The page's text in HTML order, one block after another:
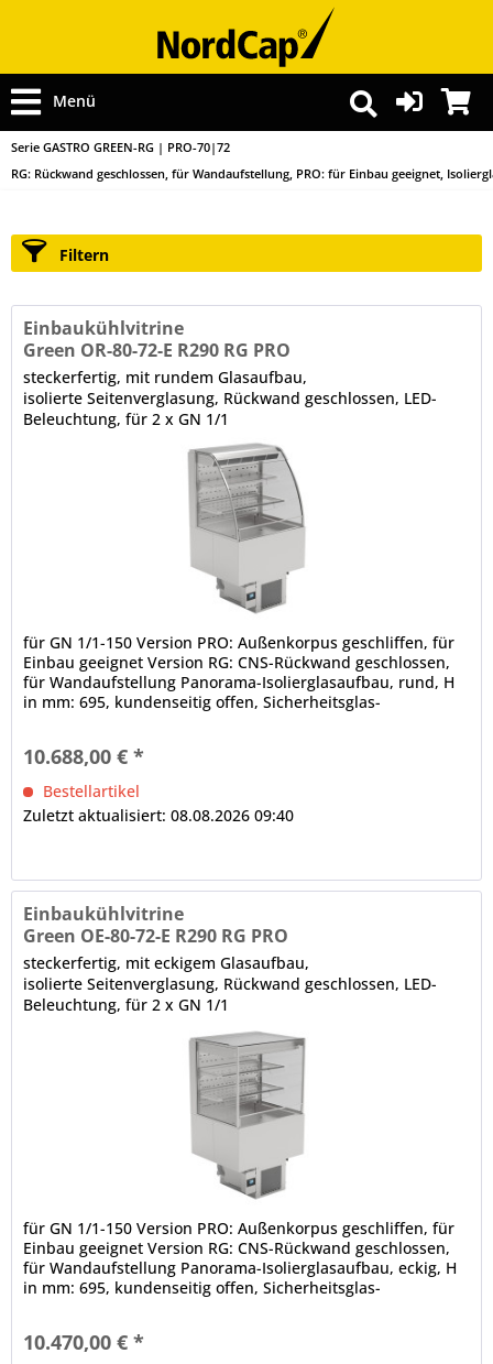
Menü
Serie GASTRO GREEN-RG | PRO-70|72
RG: Rückwand geschlossen, für Wandaufstellung, PRO: für Einbau geeignet,
Filtern
Einbaukühlvitrine
Green OR-80-72-E R290 RG PRO
steckerfertig, mit rundem Glasaufbau,
isolierte Seitenverglasung, Rückwand geschlossen, LED-
Beleuchtung, für 2 x GN 1/1
für GN 1/1-150 Version PRO: Außenkorpus geschliffen, für
Einbau geeignet Version RG: CNS-Rückwand geschlossen,
für Wandaufstellung Panorama-Isolierglasaufbau, rund, H
in mm: 695, kundenseitig offen, Sicherheitsglas-
10.688,00 € *
Bestellartikel
Zuletzt aktualisiert: 08.08.2026 09:40
Einbaukühlvitrine
Green OE-80-72-E R290 RG PRO
steckerfertig, mit eckigem Glasaufbau,
isolierte Seitenverglasung, Rückwand geschlossen, LED-
Beleuchtung, für 2 x GN 1/1
für GN 1/1-150 Version PRO: Außenkorpus geschliffen, für
Einbau geeignet Version RG: CNS-Rückwand geschlossen,
für Wandaufstellung Panorama-Isolierglasaufbau, eckig, H
in mm: 695, kundenseitig offen, Sicherheitsglas-
10.470,00 € *